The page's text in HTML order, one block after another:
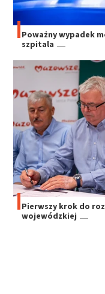
Poważny wypadek
szpitala
Pierwszy krok do
wojewódzkiej